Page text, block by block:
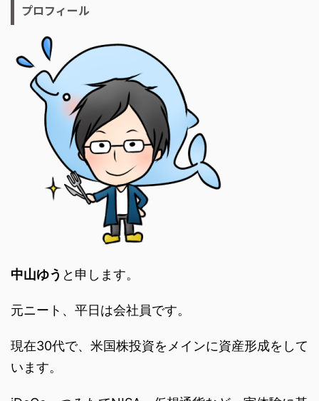
プロフィール
中山ゆう と申します。
元ニート、平日は会社員です。
現在30代で、米国株投資をメインに資産形成をして
います。